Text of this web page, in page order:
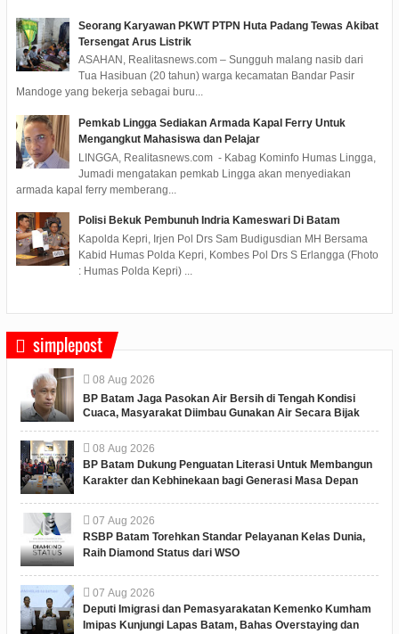
Seorang Karyawan PKWT PTPN Huta Padang Tewas Akibat
Tersengat Arus Listrik
ASAHAN, Realitasnews.com – Sungguh malang nasib dari
Tua Hasibuan (20 tahun) warga kecamatan Bandar Pasir
Mandoge yang bekerja sebagai buru...
Pemkab Lingga Sediakan Armada Kapal Ferry Untuk
Mengangkut Mahasiswa dan Pelajar
LINGGA, Realitasnews.com - Kabag Kominfo Humas Lingga,
Jumadi mengatakan pemkab Lingga akan menyediakan
armada kapal ferry memberang...
Polisi Bekuk Pembunuh Indria Kameswari Di Batam
Kapolda Kepri, Irjen Pol Drs Sam Budigusdian MH Bersama
Kabid Humas Polda Kepri, Kombes Pol Drs S Erlangga (Fhoto
: Humas Polda Kepri) ...
simplepost
08 Aug 2026
BP Batam Jaga Pasokan Air Bersih di Tengah Kondisi
Cuaca, Masyarakat Diimbau Gunakan Air Secara Bijak
08 Aug 2026
BP Batam Dukung Penguatan Literasi Untuk Membangun
Karakter dan Kebhinekaan bagi Generasi Masa Depan
07 Aug 2026
RSBP Batam Torehkan Standar Pelayanan Kelas Dunia,
Raih Diamond Status dari WSO
07 Aug 2026
Deputi Imigrasi dan Pemasyarakatan Kemenko Kumham
Imipas Kunjungi Lapas Batam, Bahas Overstaying dan